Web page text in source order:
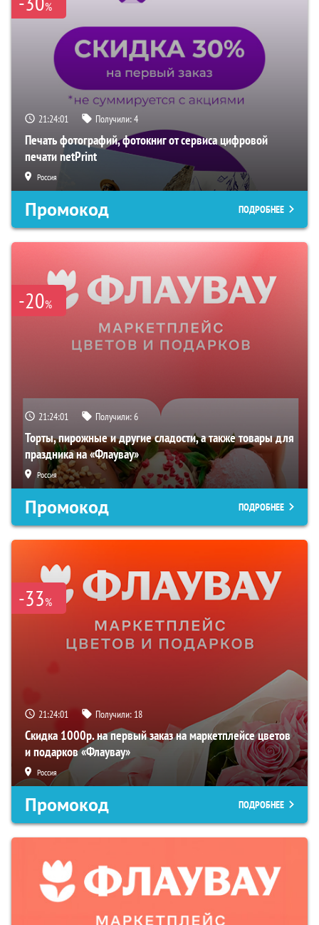
%
21:23:59 Получили:4
Печать фотографий, фотокниг от сервиса цифровой
печати netPrint
Россия
Промокод ПОДРОБНЕЕ
-20%
21:23:59 Получили:6
Торты, пирожные и другие сладости, а также товары для
праздника на «Флаувау»
Россия
Промокод ПОДРОБНЕЕ
-33%
21:23:59 Получили: 18
Скидка 1000р. на первый заказ на маркетплейсе цветов
и подарков «Флаувау»
Россия
Промокод ПОДРОБНЕЕ